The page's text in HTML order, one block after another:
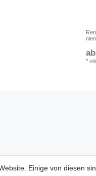
*
Einige von diesen